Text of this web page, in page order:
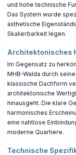
und hohe technische
Das System wurde
ästhetische
Skalierbarkeit legen.
Architektonisches
Im Gegensatz zu
MHB-Walda durch
klassische Dachform
architektonische
hinausgeht. Die klare
harmonisches
eine nahtlose
moderne Quartiere.
Technische